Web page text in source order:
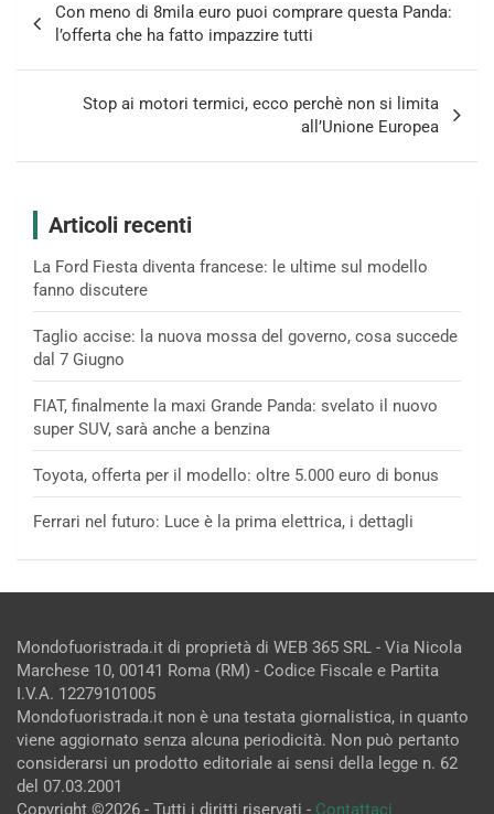
articoli
Con meno di 8mila euro puoi comprare questa Panda:
l’offerta che ha fatto impazzire tutti
Stop ai motori termici, ecco perchè non si limita
all’Unione Europea
Articoli recenti
La Ford Fiesta diventa francese: le ultime sul modello
fanno discutere
Taglio accise: la nuova mossa del governo, cosa succede
dal 7 Giugno
FIAT, finalmente la maxi Grande Panda: svelato il nuovo
super SUV, sarà anche a benzina
Toyota, offerta per il modello: oltre 5.000 euro di bonus
Ferrari nel futuro: Luce è la prima elettrica, i dettagli
Mondofuoristrada.it di proprietà di WEB 365 SRL - Via Nicola
Marchese 10, 00141 Roma (RM) - Codice Fiscale e Partita
I.V.A. 12279101005
Mondofuoristrada.it non è una testata giornalistica, in quanto
viene aggiornato senza alcuna periodicità. Non può pertanto
considerarsi un prodotto editoriale ai sensi della legge n. 62
del 07.03.2001
Copyright ©2026 - Tutti i diritti riservati - Contattaci